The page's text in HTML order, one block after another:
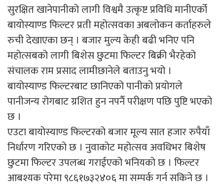
सुरक्षित खानेपानीको लागी विश्वमै उत्कृष्ट प्रविधि मानीएर्को
बायोस्याण्ड फिल्टर प्रती महोत्सवका अबलोकन कर्ताहरुले
रुची देखाएका छन् । बजार मुल्य केही बढी भनिए पनि
महोत्सबको लागी बिशेस छुटमा फिल्टर बिक्री भैरहेको
संचालक राम प्रसाद लामीछानेले बताउनु भयो ।
बायोस्याण्ड फिल्टरबाट छानिएको पानीको प्रयोगले
पानीजन्य रोगबाट ग्रशित हुन नपर्नै परीक्षण पछि पुष्टि भएको
छ ।
एउटा बायोस्याण्ड फिल्टरको बजार मूल्य सात हजार रुपैयाँ
निर्धारण गरिएको छ । नुवाकोट महोत्सव अवधिभर बिशेष
छुटमा फिल्टर उपलब्ध गराईएको भनियको छ । फिल्टर
आबश्यक परेमा ९८६१७३२४०६ मा सम्पर्क गर्न सकिने छ ।